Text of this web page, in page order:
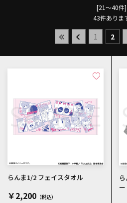
[21～40件]
43件ありま
1 2
らんま1/2 フェイスタオル
￥2,200